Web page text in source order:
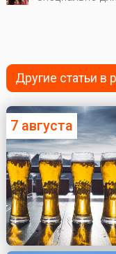
Другие статьи в
7 августа